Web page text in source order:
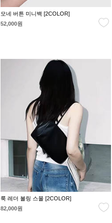
모네 버튼 미니백 [2COLOR]
52,000원
룩 레더 볼링 스몰 [2COLOR]
82,000원